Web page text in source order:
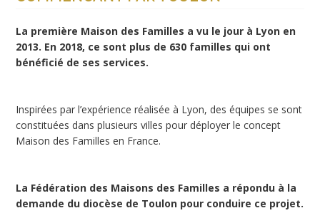
La première Maison des Familles a vu le jour à Lyon en
2013. En 2018, ce sont plus de 630 familles qui ont
bénéficié de ses services.
Inspirées par l’expérience réalisée à Lyon, des équipes se sont
constituées dans plusieurs villes pour déployer le concept
Maison des Familles en France.
La Fédération des Maisons des Familles a répondu à la
demande du diocèse de Toulon pour conduire ce projet.